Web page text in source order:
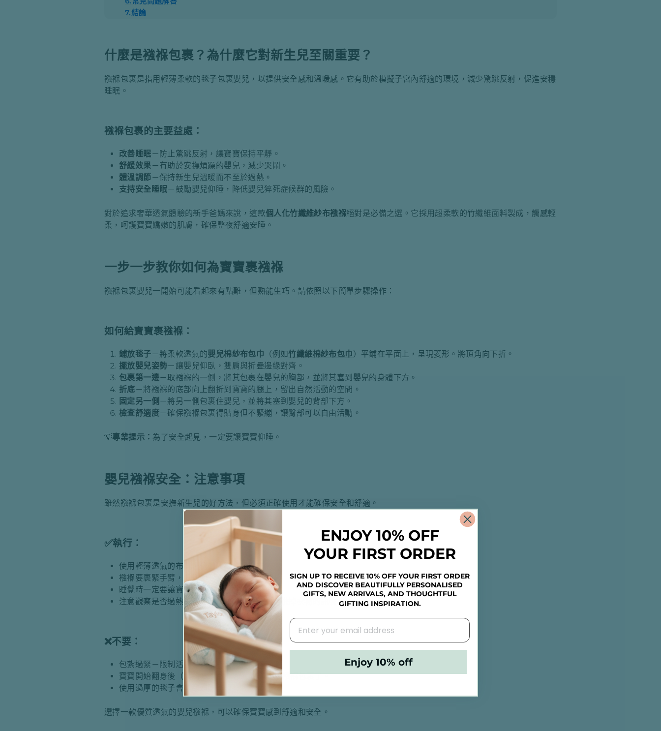
7.結論
什麼是襁褓包裹？為什麼它對新生兒至關重要？
襁褓包裹是指用輕薄柔軟的毯子包裹嬰兒，以提供安全感和溫暖感。它有助於模擬子宮內舒適的環境，減少驚跳反射，促進安穩
睡眠。
襁褓包裹的主要益處：
改善睡眠－防止驚跳反射，讓寶寶保持平靜。
舒緩效果－有助於安撫煩躁的嬰兒，減少哭鬧。
體溫調節－保持新生兒溫暖而不至於過熱。
支持安全睡眠－鼓勵嬰兒仰睡，降低嬰兒猝死症候群的風險。
對於追求奢華透氣體驗的新手爸媽來說，這款個人化竹纖維紗布襁褓絕對是必備之選。它採用超柔軟的竹纖維面料製成，觸感輕
柔，呵護寶寶嬌嫩的肌膚，確保整夜舒適安睡。
一步一步教你如何為寶寶裹襁褓
襁褓包裹嬰兒一開始可能看起來有點難，但熟能生巧。請依照以下簡單步驟操作：
如何給寶寶裹襁褓：
鋪放毯子－將柔軟透氣的嬰兒棉紗布包巾 （例如竹纖維棉紗布包巾）平鋪在平面上，呈現菱形。將頂角向下折。
擺放嬰兒姿勢－讓嬰兒仰臥，雙肩與折疊邊緣對齊。
包裹第一邊－取襁褓的一側，將其包裹在嬰兒的胸部，並將其塞到嬰兒的身體下方。
折底－將襁褓的底部向上翻折到寶寶的腿上，留出自然活動的空間。
固定另一側 －將另一側包裹住嬰兒，並將其塞到嬰兒的背部下方。
檢查舒適度－確保襁褓包裹得貼身但不緊繃，讓臀部可以自由活動。
💡專業提示： 為了安全起見，一定要讓寶寶仰睡。
嬰兒襁褓安全：注意事項
雖然襁褓包裹是安撫新生兒的好方法，但必須正確使用才能確保安全和舒適。
✅執行：
使用輕薄透氣的布料，例如竹纖維或棉布。
襁褓要裹緊手臂，但臀部要寬鬆。
睡覺時一定要讓寶寶仰躺。
注意觀察是否過熱－流汗或臉頰發紅都是需要脫掉衣物的訊號。
❌不要：
包紮過緊－限制活動會導致髖關節發育不良。
寶寶開始翻身後（大約 8 週大）就可以開始用襁褓包裹了。
使用過厚的毯子會導致過熱。
選擇一款優質透氣的嬰兒襁褓，可以確保寶寶感到舒適和安全。
ENJOY 10% OFF
YOUR FIRST ORDER
SIGN UP TO RECEIVE 10% OFF YOUR FIRST ORDER
AND DISCOVER BEAUTIFULLY PERSONALISED
GIFTS, NEW ARRIVALS, AND THOUGHTFUL
GIFTING INSPIRATION.
Enjoy 10% off